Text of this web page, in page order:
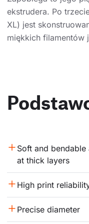
ekstrudera. Po
XL) jest
miękkich filamentów
Soft and
at thick layers
High print
Precise diameter